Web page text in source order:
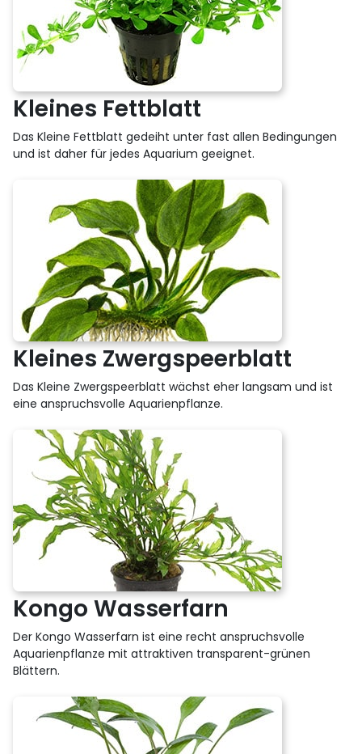
Kleines Fettblatt
Das Kleine Fettblatt gedeiht unter fast allen Bedingungen
und ist daher für jedes Aquarium geeignet.
Kleines Zwergspeerblatt
Das Kleine Zwergspeerblatt wächst eher langsam und ist
eine anspruchsvolle Aquarienpflanze.
Kongo Wasserfarn
Der Kongo Wasserfarn ist eine recht anspruchsvolle
Aquarienpflanze mit attraktiven transparent-grünen
Blättern.